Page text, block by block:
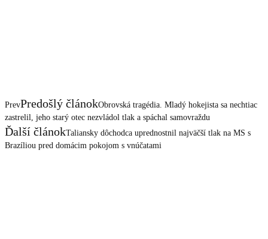
PrevPredošlý článokObrovská tragédia. Mladý hokejista sa nechtiac
zastrelil, jeho starý otec nezvládol tlak a spáchal samovraždu
Ďalší článokTaliansky dôchodca uprednostnil najväčší tlak na MS s
Brazíliou pred domácim pokojom s vnúčatami